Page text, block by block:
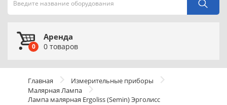
0
Аренда
0 товаров
Главная
Измерительные приборы
Малярная Лампа
Лампа малярная Ergoliss (Semin) Эрголисс